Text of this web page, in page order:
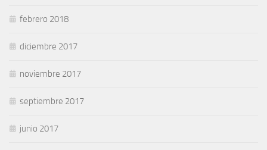
febrero 2018
diciembre 2017
noviembre 2017
septiembre 2017
junio 2017